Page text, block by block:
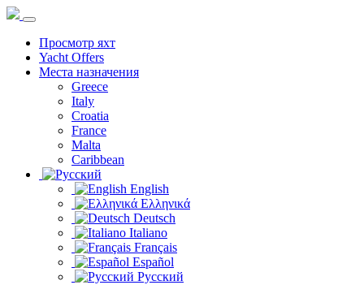
Просмотр яхт
Yacht Offers
Места назначения
Greece
Italy
Croatia
France
Malta
Caribbean
English
Ελληνικά
Deutsch
Italiano
Français
Español
Русский